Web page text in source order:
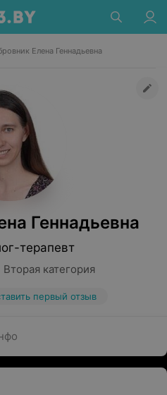
Елена Геннадьевна
Геннадьевна
терапевт
категория
первый отзыв